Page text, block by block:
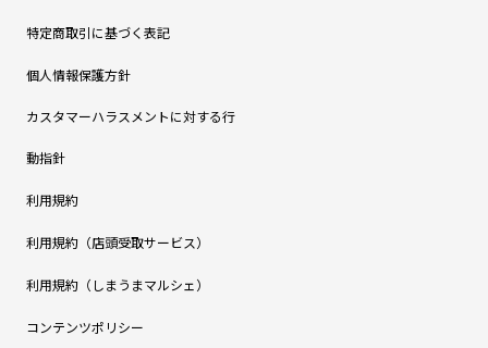
特定商取引に基づく表記
個人情報保護方針
カスタマーハラスメントに対する行
動指針
利用規約
利用規約（店頭受取サービス）
利用規約（しまうまマルシェ）
コンテンツポリシー